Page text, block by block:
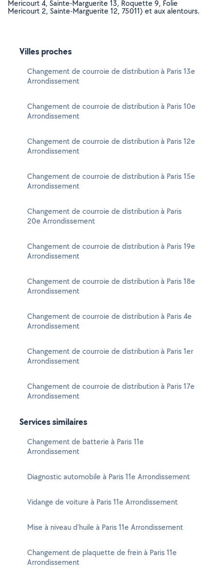
Mericourt 4, Sainte-Marguerite 13, Roquette 9, Folie
Mericourt 2, Sainte-Marguerite 12, 75011) et aux alentours.
Villes proches
Changement de courroie de distribution à Paris 13e
Arrondissement
Changement de courroie de distribution à Paris 10e
Arrondissement
Changement de courroie de distribution à Paris 12e
Arrondissement
Changement de courroie de distribution à Paris 15e
Arrondissement
Changement de courroie de distribution à Paris
20e Arrondissement
Changement de courroie de distribution à Paris 19e
Arrondissement
Changement de courroie de distribution à Paris 18e
Arrondissement
Changement de courroie de distribution à Paris 4e
Arrondissement
Changement de courroie de distribution à Paris 1er
Arrondissement
Changement de courroie de distribution à Paris 17e
Arrondissement
Services similaires
Changement de batterie à Paris 11e
Arrondissement
Diagnostic automobile à Paris 11e Arrondissement
Vidange de voiture à Paris 11e Arrondissement
Mise à niveau d'huile à Paris 11e Arrondissement
Changement de plaquette de frein à Paris 11e
Arrondissement